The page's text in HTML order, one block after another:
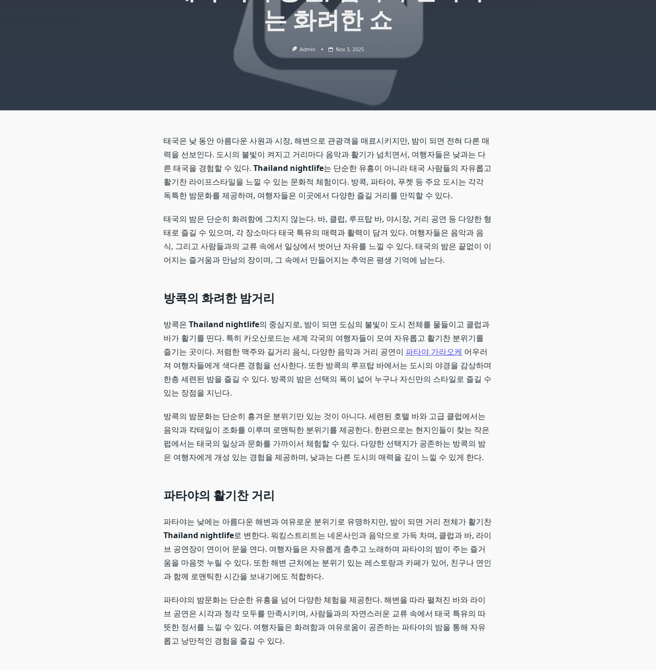
는 화려한 쇼
Admin Nov 3, 2025
태국은 낮 동안 아름다운 사원과 시장, 해변으로 관광객을 매료시키지만, 밤이 되면 전혀 다른 매
력을 선보인다. 도시의 불빛이 켜지고 거리마다 음악과 활기가 넘치면서, 여행자들은 낮과는 다
른 태국을 경험할 수 있다. Thailand nightlife는 단순한 유흥이 아니라 태국 사람들의 자유롭고
활기찬 라이프스타일을 느낄 수 있는 문화적 체험이다. 방콕, 파타야, 푸켓 등 주요 도시는 각각
독특한 밤문화를 제공하며, 여행자들은 이곳에서 다양한 즐길 거리를 만끽할 수 있다.
태국의 밤은 단순히 화려함에 그치지 않는다. 바, 클럽, 루프탑 바, 야시장, 거리 공연 등 다양한 형
태로 즐길 수 있으며, 각 장소마다 태국 특유의 매력과 활력이 담겨 있다. 여행자들은 음악과 음
식, 그리고 사람들과의 교류 속에서 일상에서 벗어난 자유를 느낄 수 있다. 태국의 밤은 끝없이 이
어지는 즐거움과 만남의 장이며, 그 속에서 만들어지는 추억은 평생 기억에 남는다.
방콕의 화려한 밤거리
방콕은 Thailand nightlife의 중심지로, 밤이 되면 도심의 불빛이 도시 전체를 물들이고 클럽과
바가 활기를 띤다. 특히 카오산로드는 세계 각국의 여행자들이 모여 자유롭고 활기찬 분위기를
즐기는 곳이다. 저렴한 맥주와 길거리 음식, 다양한 음악과 거리 공연이 파타야 가라오케 어우러
져 여행자들에게 색다른 경험을 선사한다. 또한 방콕의 루프탑 바에서는 도시의 야경을 감상하며
한층 세련된 밤을 즐길 수 있다. 방콕의 밤은 선택의 폭이 넓어 누구나 자신만의 스타일로 즐길 수
있는 장점을 지닌다.
방콕의 밤문화는 단순히 흥겨운 분위기만 있는 것이 아니다. 세련된 호텔 바와 고급 클럽에서는
음악과 칵테일이 조화를 이루며 로맨틱한 분위기를 제공한다. 한편으로는 현지인들이 찾는 작은
펍에서는 태국의 일상과 문화를 가까이서 체험할 수 있다. 다양한 선택지가 공존하는 방콕의 밤
은 여행자에게 개성 있는 경험을 제공하며, 낮과는 다른 도시의 매력을 깊이 느낄 수 있게 한다.
파타야의 활기찬 거리
파타야는 낮에는 아름다운 해변과 여유로운 분위기로 유명하지만, 밤이 되면 거리 전체가 활기찬
Thailand nightlife로 변한다. 워킹스트리트는 네온사인과 음악으로 가득 차며, 클럽과 바, 라이
브 공연장이 연이어 문을 연다. 여행자들은 자유롭게 춤추고 노래하며 파타야의 밤이 주는 즐거
움을 마음껏 누릴 수 있다. 또한 해변 근처에는 분위기 있는 레스토랑과 카페가 있어, 친구나 연인
과 함께 로맨틱한 시간을 보내기에도 적합하다.
파타야의 밤문화는 단순한 유흥을 넘어 다양한 체험을 제공한다. 해변을 따라 펼쳐진 바와 라이
브 공연은 시각과 청각 모두를 만족시키며, 사람들과의 자연스러운 교류 속에서 태국 특유의 따
뜻한 정서를 느낄 수 있다. 여행자들은 화려함과 여유로움이 공존하는 파타야의 밤을 통해 자유
롭고 낭만적인 경험을 즐길 수 있다.